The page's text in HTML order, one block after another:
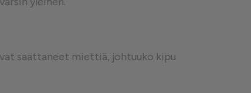
saattaneet miettiä, johtuuko kipu